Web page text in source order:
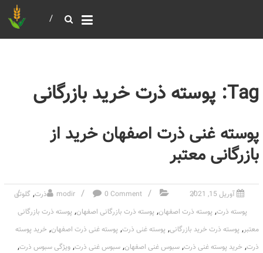
Tag: پوسته ذرت خرید بازرگانی
پوسته غنی ذرت اصفهان خرید از
بازرگانی معتبر
آوریل 15, 2021 modir 0 Comment ذرت, گلوتن
پوسته ذرت, پوسته ذرت اصفهان, پوسته ذرت بازرگانی اصفهان, پوسته ذرت بازرگانی
معتبر, پوسته ذرت خرید بازرگانی, پوسته غنی ذرت, پوسته غنی ذرت اصفهان, خرید پوسته
ذرت, خرید پوسته غنی ذرت, سبوس غنی اصفهان, سبوس غنی ذرت, ویژگی سبوس ذرت,